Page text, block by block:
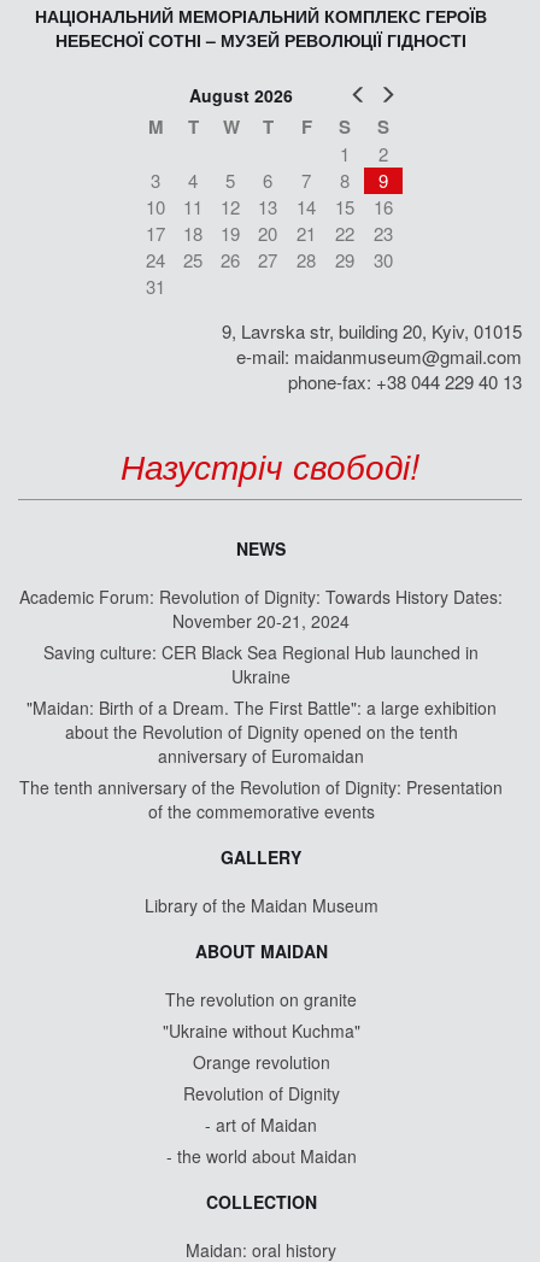
НАЦІОНАЛЬНИЙ МЕМОРІАЛЬНИЙ КОМПЛЕКС ГЕРОЇВ
НЕБЕСНОЇ СОТНІ – МУЗЕЙ РЕВОЛЮЦІЇ ГІДНОСТІ
Prev
August 2026
M T W T F S S
1
2
3
4 5 6 7 8
9
10
11 12 13 14 15
16
17
18 19 20 21 22
23
24
25 26 27 28 29
30
31
9, Lavrska str, building 20, Kyiv, 01015
e-mail: maidanmuseum@gmail.com
phone-fax: +38 044 229 40 13
Назустріч свободі!
NEWS
Academic Forum: Revolution of Dignity: Towards History Dates:
November 20-21, 2024
Saving culture: CER Black Sea Regional Hub launched in
Ukraine
"Maidan: Birth of a Dream. The First Battle": a large exhibition
about the Revolution of Dignity opened on the tenth
anniversary of Euromaidan
The tenth anniversary of the Revolution of Dignity: Presentation
of the commemorative events
GALLERY
Library of the Maidan Museum
ABOUT MAIDAN
The revolution on granite
"Ukraine without Kuchma"
Orange revolution
Revolution of Dignity
- art of Maidan
- the world about Maidan
COLLECTION
Maidan: oral history